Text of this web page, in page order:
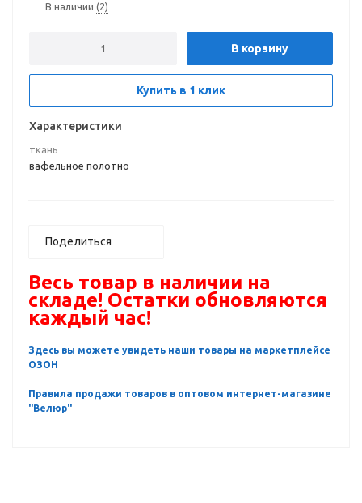
В наличии (2)
В корзину
Купить в 1 клик
Характеристики
ткань
вафельное полотно
Поделиться
Весь товар в наличии на
складе! Остатки обновляются
каждый час!
Здесь вы можете увидеть наши товары на маркетплейсе
ОЗОН
Правила продажи товаров в оптовом интернет-магазине
"Велюр"